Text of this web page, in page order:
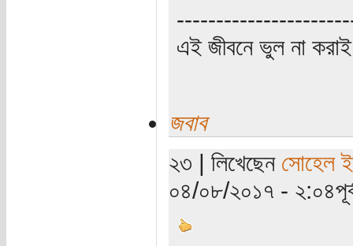
এই জীবনে ভুল না
জবাব
২৩ | লিখেছেন সোহেল
০৪/০৮/২০১৭ -